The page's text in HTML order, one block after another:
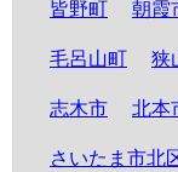
皆野町 朝霞
毛呂山町 狭
志木市 北本
さいたま市北